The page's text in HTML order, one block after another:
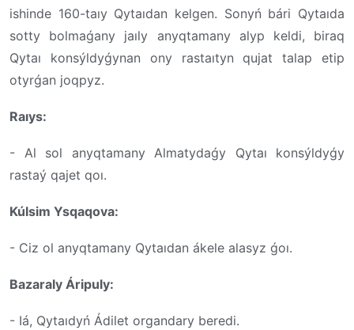
ishinde 160-taıy Qytaıdan kelgen. Sonyń bári Qytaıda
sotty bolmaǵany jaıly anyqtamany alyp keldi, biraq
Qytaı konsýldyǵynan ony rastaıtyn qujat talap etip
otyrǵan joqpyz.
Raıys:
- Al sol anyqtamany Almatydaǵy Qytaı konsýldyǵy
rastaý qajet qoı.
Kúlsim Ysqaqova:
- Ciz ol anyqtamany Qytaıdan ákele alasyz ǵoı.
Bazaraly Áripuly:
- Iá, Qytaıdyń Ádilet organdary beredi.